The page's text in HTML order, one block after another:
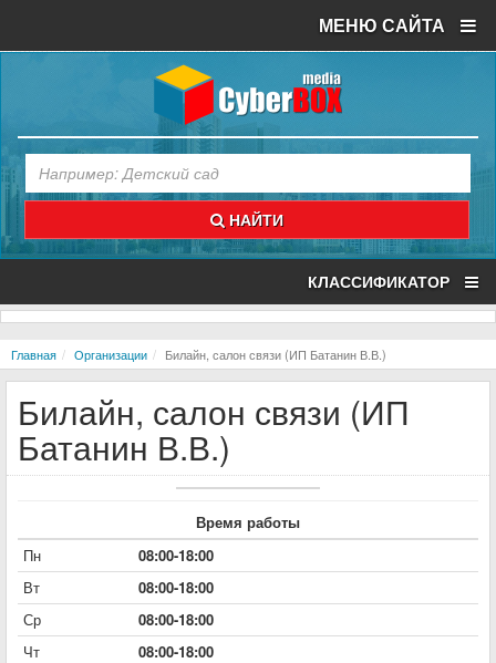
МЕНЮ САЙТА
НАЙТИ
КЛАССИФИКАТОР
Главная Организации Билайн, салон связи (ИП Батанин В.В.)
Билайн, салон связи (ИП
Батанин В.В.)
Время работы
Пн
08:00-18:00
Вт
08:00-18:00
Ср
08:00-18:00
Чт
08:00-18:00